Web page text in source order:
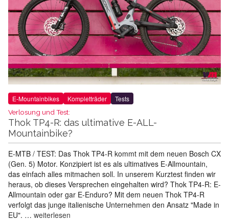
E-Mountainbikes Kompletträder Tests
Verlosung und Test:
Thok TP4-R: das ultimative E-ALL-
Mountainbike?
E-MTB / TEST: Das Thok TP4-R kommt mit dem neuen Bosch CX
(Gen. 5) Motor. Konzipiert ist es als ultimatives E-Allmountain,
das einfach alles mitmachen soll. In unserem Kurztest finden wir
heraus, ob dieses Versprechen eingehalten wird? Thok TP4-R: E-
Allmountain oder gar E-Enduro? Mit dem neuen Thok TP4-R
verfolgt das junge italienische Unternehmen den Ansatz "Made in
EU". … weiterlesen